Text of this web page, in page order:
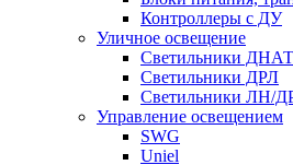
Контроллеры с ДУ
Уличное освещение
Светильники ДНАТ
Светильники ДРЛ
Светильники ЛН/
Управление освещением
SWG
Uniel